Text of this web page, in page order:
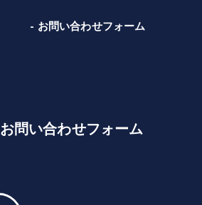
お問い合わせフォーム
お問い合わせフォーム